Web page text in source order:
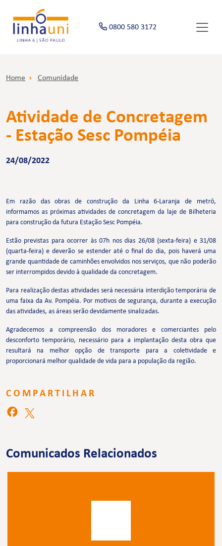
0800 580 3172
Home Comunidade
Atividade de Concretagem
- Estação Sesc Pompéia
24/08/2022
Em razão das obras de construção da Linha 6-Laranja de metrô,
informamos as próximas atividades de concretagem da laje de Bilheteria
para construção da futura Estação Sesc Pompéia.
Estão previstas para ocorrer às 07h nos dias 26/08 (sexta-feira) e 31/08
(quarta-feira) e deverão se estender até o final do dia, pois haverá uma
grande quantidade de caminhões envolvidos nos serviços, que não poderão
ser interrompidos devido à qualidade da concretagem.
Para realização destas atividades será necessária interdição temporária de
uma faixa da Av. Pompéia. Por motivos de segurança, durante a execução
das atividades, as áreas serão devidamente sinalizadas.
Agradecemos a compreensão dos moradores e comerciantes pelo
desconforto temporário, necessário para a implantação desta obra que
resultará na melhor opção de transporte para a coletividade e
proporcionará melhor qualidade de vida para a população da região.
COMPARTILHAR
Comunicados Relacionados